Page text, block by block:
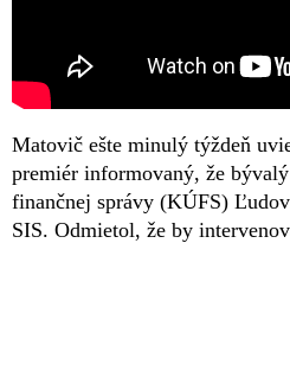
Matovič ešte minulý týždeň
premiér informovaný, že
finančnej správy (KÚFS)
SIS. Odmietol, že by